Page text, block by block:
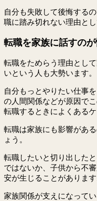
自分も失敗して後悔する
職に踏み切れない理由と
転職を家族に話すの
転職をためらう理由とし
いという人も大勢います。
自分もっとやりたい仕事
の人間関係などが原因で
転職するときによくあるケ
転職は家族にも影響があ
ょう。
転職したいと切り出した
ではないか、子供から不
安が生じることがあります
家族関係が支えになって